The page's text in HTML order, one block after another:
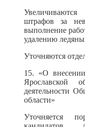
штрафов за
выполнение
удалению
Уточняются
15. «О
Ярославской
деятельности
области»
Уточняется